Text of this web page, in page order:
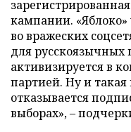
кампании.
во вражеских
для русскоязычных
активизируется в
партией. Ну и
отказывается
выборах», –